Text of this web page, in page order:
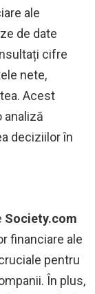
ale
de date
cifre
nete,
Acest
analiză
deciziilor în
Society.com
financiare ale
pentru
În plus,